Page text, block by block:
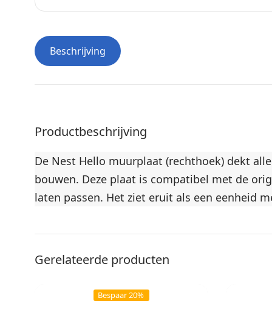
Beschrijving
Productbeschrijving
De Nest Hello muurplaat (rechthoek) dekt
bouwen. Deze plaat is compatibel met de
laten passen. Het ziet eruit als een eenheid
Gerelateerde producten
Bespaar 20%